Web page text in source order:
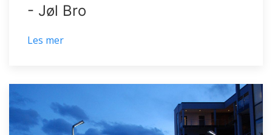
- Jøl Bro
Les mer